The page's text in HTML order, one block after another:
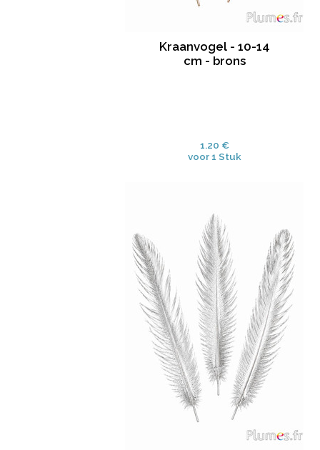
Kraanvogel - 10-14
cm - brons
1.20 €
voor 1 Stuk